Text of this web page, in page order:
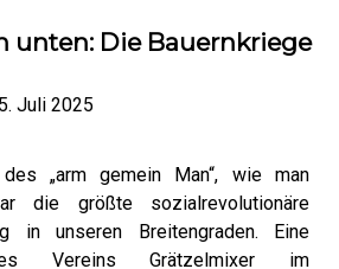
unten: Die Bauernkriege
Juli 2025
„arm gemein Man“, wie man
die größte sozialrevolutionäre
in unseren Breitengraden. Eine
Vereins Grätzelmixer im